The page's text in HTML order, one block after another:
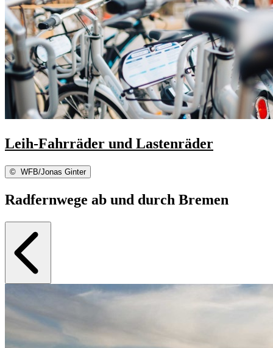
Leih-Fahrräder und Lastenräder
© WFB/Jonas Ginter
Radfernwege ab und durch Bremen